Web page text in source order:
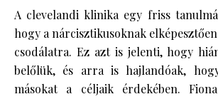
A clevelandi klinika egy friss
hogy a nárcisztikusoknak
csodálatra. Ez azt is jelenti, hogy
belőlük, és arra is hajlandóak,
másokat a céljaik érdekében.